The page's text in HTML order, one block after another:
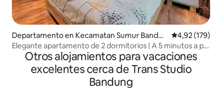
Departamento en Kecamatan Sumur Bandun
g
Calificación
4,92 (179)
Elegante apartamento de 2 dormitorios | A 5 minutos a pie
de Braga
Otros alojamientos para vacaciones
excelentes cerca de Trans Studio
Bandung